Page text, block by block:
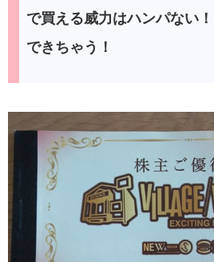
で買える威力はハンパない
できちゃう！